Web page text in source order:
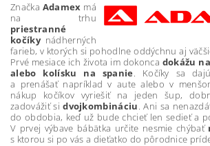
Značka Adamex má
na trhu
priestranné
kočíkynádherných
farieb, v ktorých si pohodlne oddýchnu aj
Prvé mesiace ich života im dokonca dokážu
alebo kolísku na spanie. Kočíky sa
a prenášať napríklad v aute alebo v
nákup kočíkov vyriešiť na jeden šup,
zadovážiť sidvojkombináciu. Ani sa
do obdobia, keď už bude chcieť len sedieť a
V prvej výbave bábätka určite nesmie chýbať
s ktorou si po vás a dieťatko do pôrodnice